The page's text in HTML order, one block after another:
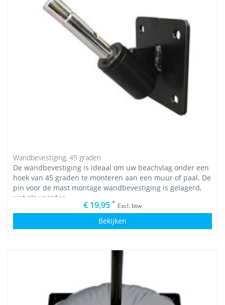
Wandbevestiging, 45 graden
De wandbevestiging is ideaal om uw beachvlag onder een
hoek van 45 graden te monteren aan een muur of paal. De
pin voor de mast montage wandbevestiging is gelagerd,
wat als voordee
€ 19,95 * Excl. btw
Bekijken